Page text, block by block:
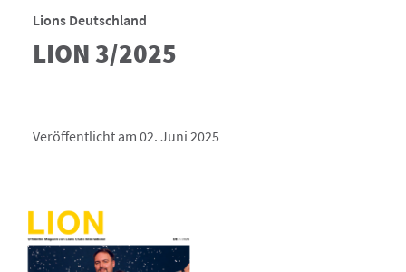
Lions Deutschland
LION 3/2025
Veröffentlicht am 02. Juni 2025